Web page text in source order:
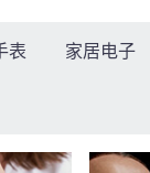
表 家居电子